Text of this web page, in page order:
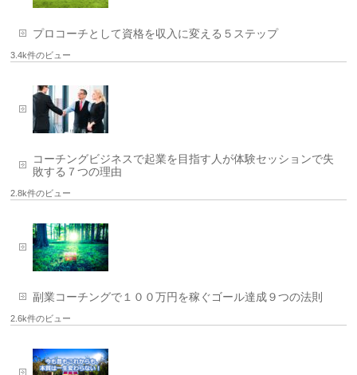
プロコーチとして資格を収入に変える５ステップ
3.4k件のビュー
コーチングビジネスで起業を目指す人が体験セッションで失
敗する７つの理由
2.8k件のビュー
副業コーチングで１００万円を稼ぐゴール達成９つの法則
2.6k件のビュー